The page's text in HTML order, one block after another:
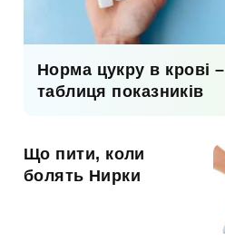
Норма цукру в крові –
таблиця показників
Що пити, коли
болять Нирки